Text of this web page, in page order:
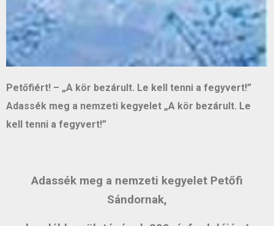
Petőfiért! – „A kör bezárult. Le kell tenni a fegyvert!”
Adassék meg a nemzeti kegyelet „A kör bezárult. Le
kell tenni a fegyvert!”
Adassék meg a nemzeti kegyelet Petőfi
Sándornak,